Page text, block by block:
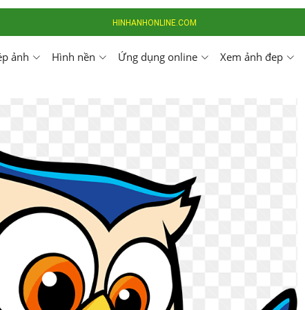
HINHANHONLINE.COM
ảnh Hình nền Ứng dụng online Xem ảnh đep